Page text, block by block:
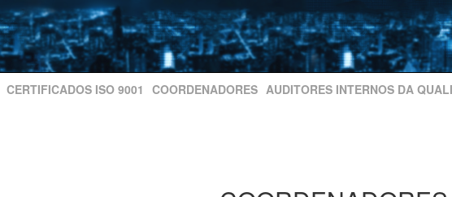
CERTIFICADOS ISO 9001 COORDENADORES AUDITORES INTERNOS DA